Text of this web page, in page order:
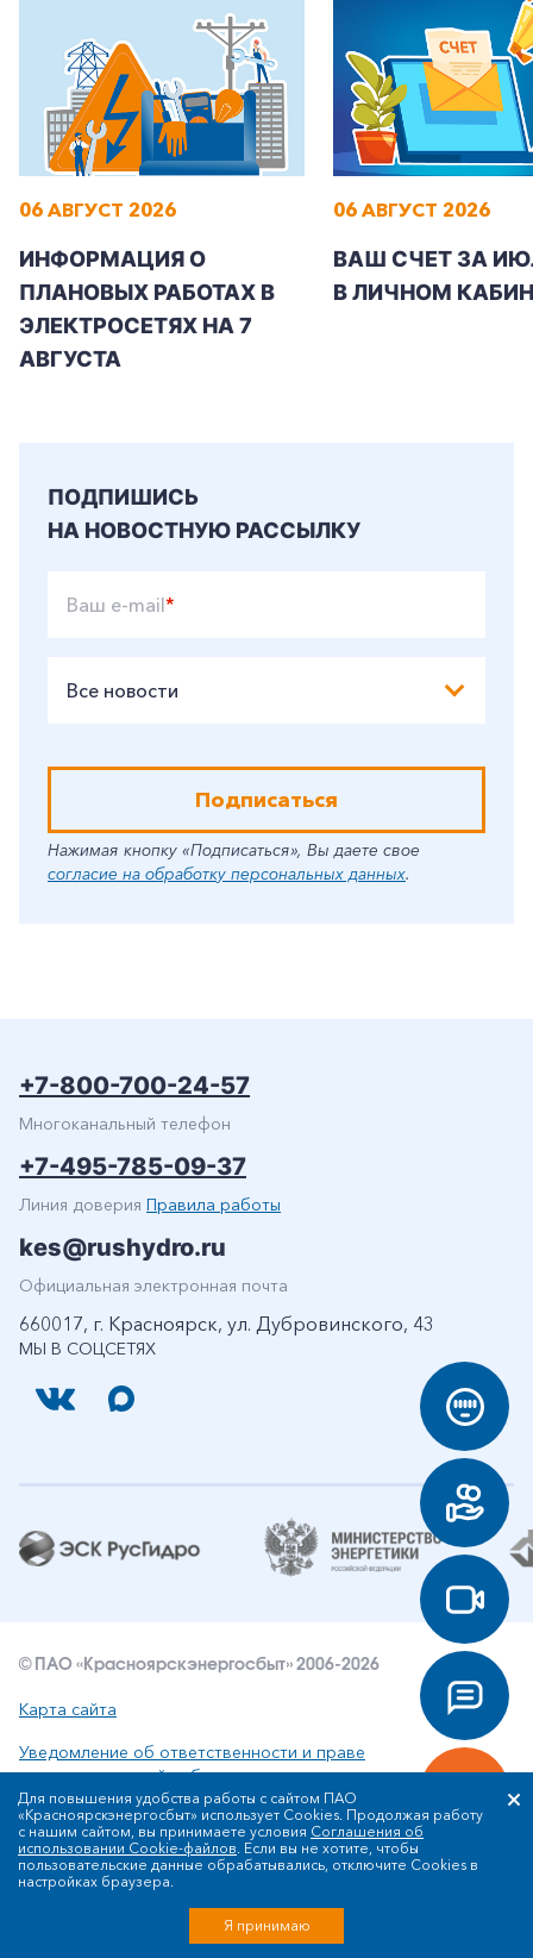
06 АВГУСТ 2026
ИНФОРМАЦИЯ О
ПЛАНОВЫХ РАБОТАХ В
ЭЛЕКТРОСЕТЯХ НА 7
АВГУСТА
06 АВГУСТ 2026
ВАШ СЧЕТ ЗА
В ЛИЧНОМ
ПОДПИШИСЬ
НА НОВОСТНУЮ РАССЫЛКУ
Ваш e-mail*
Все новости
Подписаться
Нажимая кнопку «Подписаться», Вы даете свое
согласие на обработку персональных данных.
МЫ В СОЦСЕТЯХ
+7-800-700-24-57
Многоканальный телефон
+7-495-785-09-37
Линия доверия Правила работы
kes@rushydro.ru
Официальная электронная почта
660017, г. Красноярск, ул. Дубровинского, 43
© ПАО «Красноярскэнергосбыт» 2006-2026
Карта сайта
Уведомление об ответственности и праве
интеллектуальной собственности
Политика ПАО «Красноярскэнергосбыт» в отношении
обработки персональных данных
Для повышения удобства работы с сайтом ПАО
«Красноярскэнергосбыт» использует Cookies. Продолжая работу
с нашим сайтом, вы принимаете условия Соглашения об
использовании Cookie-файлов. Если вы не хотите, чтобы
пользовательские данные обрабатывались, отключите Cookies в
настройках браузера.
Я принимаю